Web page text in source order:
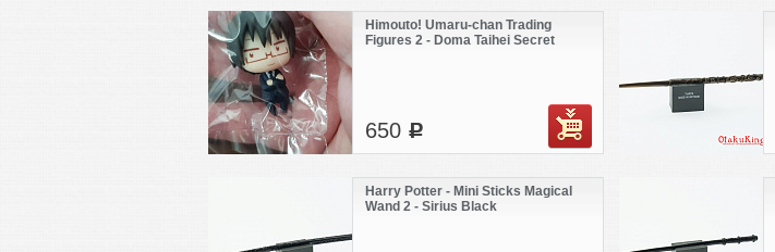
Himouto! Umaru-chan Trading
Figures 2 - Doma Taihei Secret
650 c
Harry Potter - Mini Sticks Magical
Wand 2 - Sirius Black